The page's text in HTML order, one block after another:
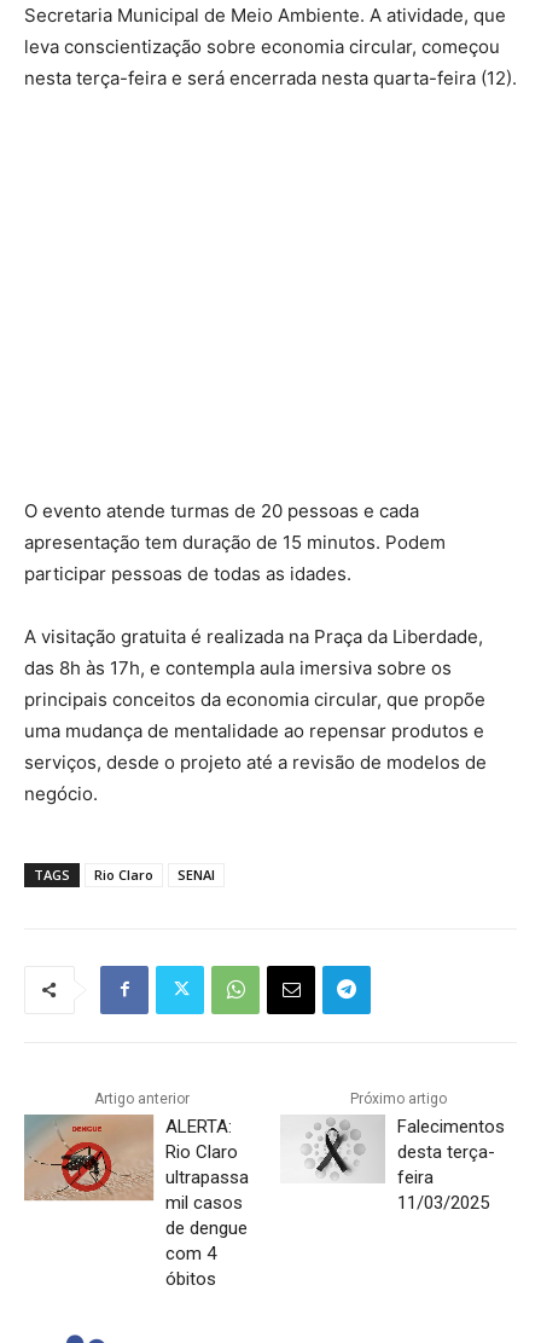
Secretaria Municipal de Meio Ambiente. A atividade, que
leva conscientização sobre economia circular, começou
nesta terça-feira e será encerrada nesta quarta-feira (12).
O evento atende turmas de 20 pessoas e cada
apresentação tem duração de 15 minutos. Podem
participar pessoas de todas as idades.
A visitação gratuita é realizada na Praça da Liberdade,
das 8h às 17h, e contempla aula imersiva sobre os
principais conceitos da economia circular, que propõe
uma mudança de mentalidade ao repensar produtos e
serviços, desde o projeto até a revisão de modelos de
negócio.
TAGS Rio Claro SENAI
Artigo anterior
ALERTA:
Rio Claro
ultrapassa
mil casos
de dengue
com 4
óbitos
Próximo artigo
Falecimentos
desta terça-
feira
11/03/2025